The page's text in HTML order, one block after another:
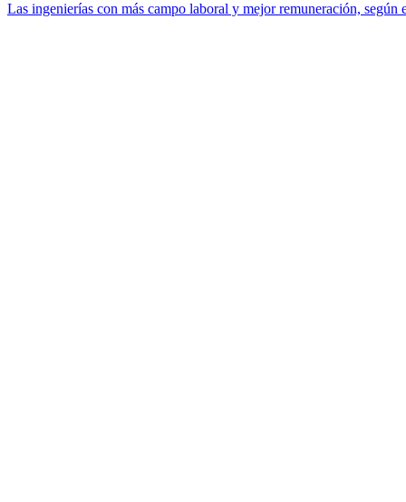
Las ingenierías con más campo laboral y mejor remuneración, según